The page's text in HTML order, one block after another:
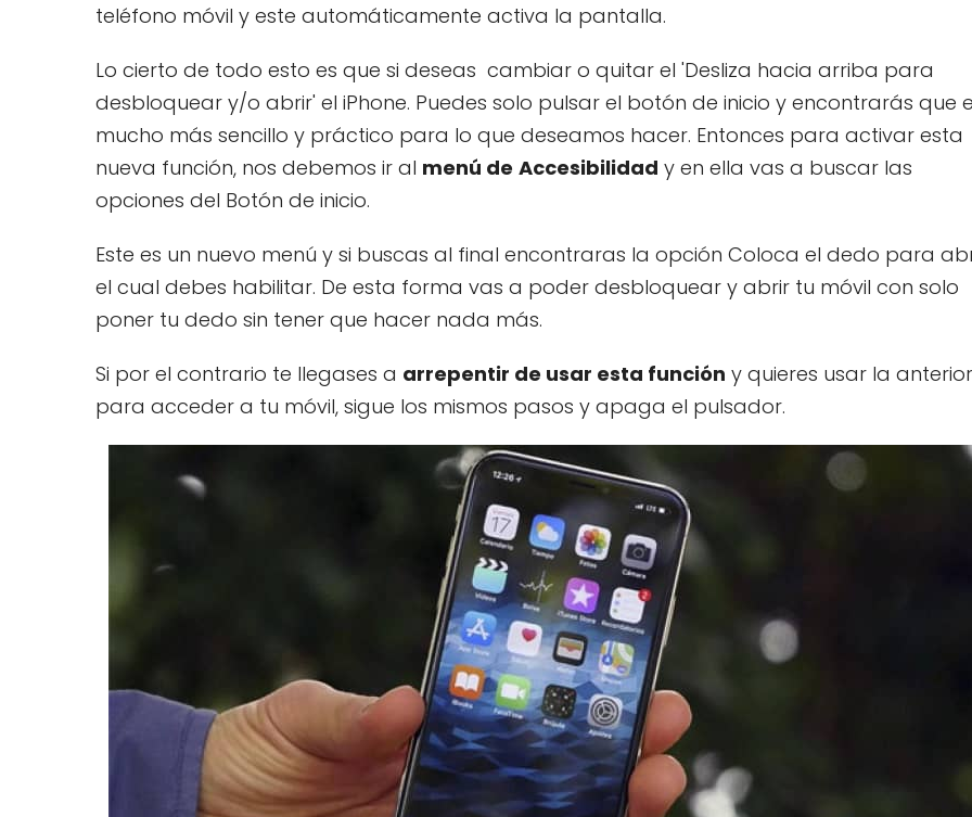
teléfono móvil y este automáticamente activa la pantalla.
Lo cierto de todo esto es que si deseas cambiar o quitar el 'Desliza hacia arriba para
desbloquear y/o abrir' el iPhone. Puedes solo pulsar el botón de inicio y encontrarás que
mucho más sencillo y práctico para lo que deseamos hacer. Entonces para activar esta
nueva función, nos debemos ir al menú de Accesibilidad y en ella vas a buscar las
opciones del Botón de inicio.
Este es un nuevo menú y si buscas al final encontraras la opción Coloca el dedo para
el cual debes habilitar. De esta forma vas a poder desbloquear y abrir tu móvil con solo
poner tu dedo sin tener que hacer nada más.
Si por el contrario te llegases a arrepentir de usar esta función y quieres usar la anterior
para acceder a tu móvil, sigue los mismos pasos y apaga el pulsador.